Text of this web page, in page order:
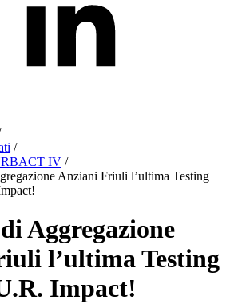
/
IV /
Anziani Friuli l’ultima Testing
Aggregazione
l’ultima Testing
Impact!